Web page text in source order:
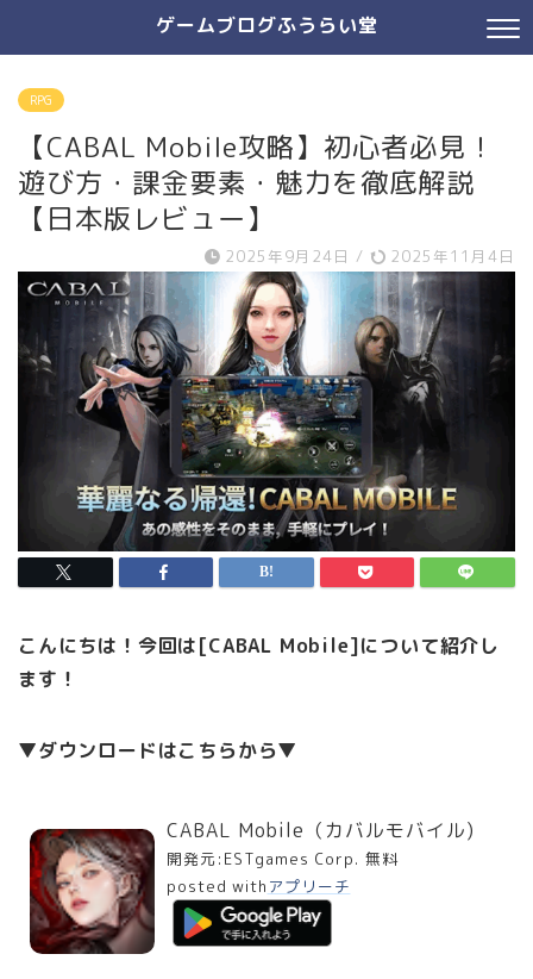
ゲームブログふうらい堂
RPG
【CABAL Mobile攻略】初心者必見！
遊び方・課金要素・魅力を徹底解説
【日本版レビュー】
2025年9月24日 / 2025年11月4日
こんにちは！今回は[CABAL Mobile]について紹介し
ます！
▼ダウンロードはこちらから▼
CABAL Mobile（カバルモバイル)
開発元: ESTgames Corp. 無料
posted with アプリーチ